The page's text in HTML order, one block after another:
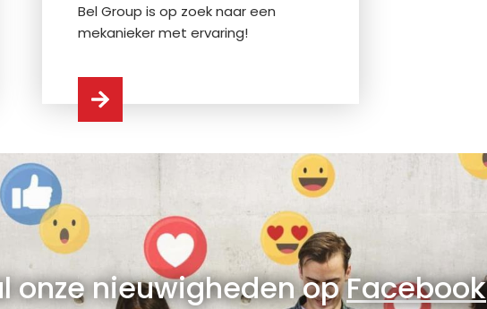
Bel Group is op zoek naar een
mekanieker met ervaring!
onze nieuwigheden opFacebook